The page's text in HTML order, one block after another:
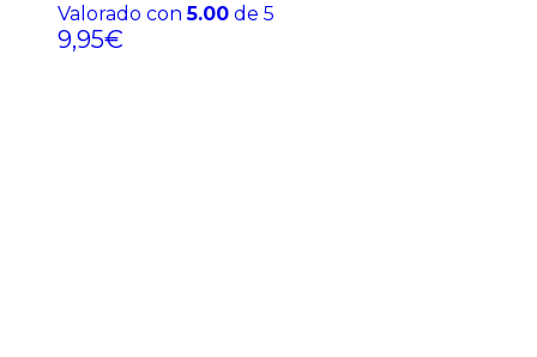
Valorado con5.00 de 5
9,95€